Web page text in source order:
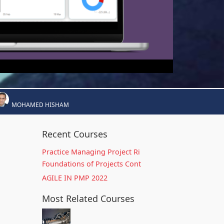
MOHAMED HISHAM
Recent Courses
Practice Managing Project Ri
Foundations of Projects Cont
AGILE IN PMP 2022
Most Related Courses